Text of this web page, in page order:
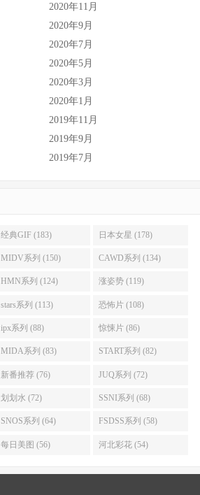
2020年11月
2020年9月
2020年7月
2020年5月
2020年3月
2020年1月
2019年11月
2019年9月
2019年7月
经典GIF (183) 日本女星 (178)
MIDV系列 (150) CAWD系列 (134)
HMN系列 (124) 涨姿势 (119)
stars系列 (113) 恐怖片 (108)
ipx系列 (88) 惊悚片 (86)
MIDA系列 (83) START系列 (82)
新番推荐 (76) JUQ系列 (72)
划划水 (72) SSNI系列 (68)
SNOS系列 (64) FSDSS系列 (58)
每日美图 (56) 河北彩花 (54)